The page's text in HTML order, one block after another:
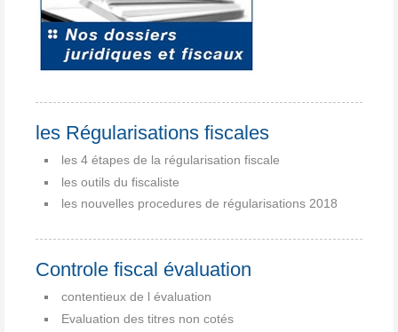
les Régularisations fiscales
les 4 étapes de la régularisation fiscale
les outils du fiscaliste
les nouvelles procedures de régularisations 2018
Controle fiscal évaluation
contentieux de l évaluation
Evaluation des titres non cotés